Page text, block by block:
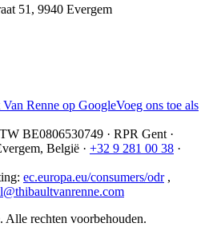
51, 9940 Evergem
Renne op GoogleVoeg ons toe als
BE0806530749 · RPR Gent ·
België · +32 9 281 00 38 ·
: ec.europa.eu/consumers/odr ,
rechten voorbehouden.